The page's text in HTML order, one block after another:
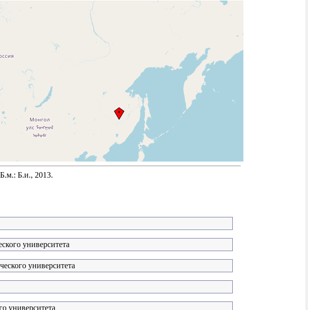
Б.и., 2013.
университета
университета
университета